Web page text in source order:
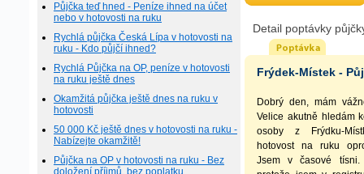
Půjčka teď hned - Peníze ihned na účet
nebo v hotovosti na ruku
Rychlá půjčka Česká Lípa v hotovosti na
ruku - Kdo půjčí ihned?
Rychlá Půjčka na OP, peníze v hotovosti
na ruku ještě dnes
Okamžitá půjčka ještě dnes na ruku v
hotovosti
50 000 Kč ještě dnes v hotovosti na ruku -
Nabízejte okamžitě!
Půjčka na OP v hotovosti na ruku - Bez
doložení příjmů, bez poplatku
Detail poptávky
Frýdek-Místek -
Dobrý den, mám
Velice akutně hledám
osoby z Frýdku-
hotovost na ruku
Jsem v časové